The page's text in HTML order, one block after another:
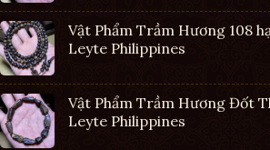
Vật Phẩm Trầm Hương 108
Leyte Philippines
Vật Phẩm Trầm Hương Đốt
Leyte Philippines